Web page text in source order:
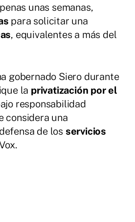
unas semanas,
para solicitar una
, equivalentes a más del
gobernado Siero durante
la privatización por el
responsabilidad
considera una
de los servicios